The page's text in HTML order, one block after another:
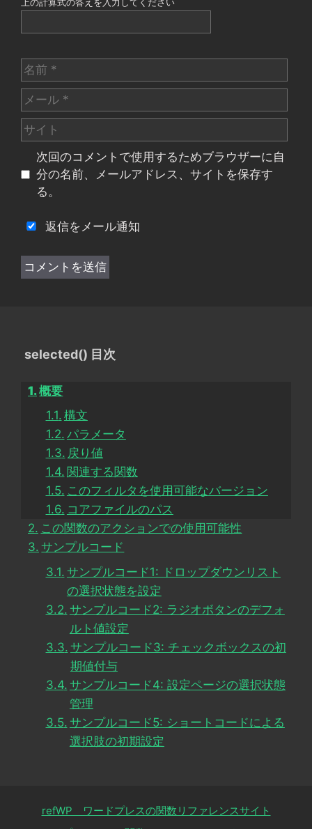
上の計算式の答えを入力してください
名
前
メ
ー
ル
サ
イ
次回のコメントで使用するためブラウザーに自
分の名前、メールアドレス、サイトを保存す
る。
返信をメール通知
selected() 目次
概要
構文
パラメータ
戻り値
関連する関数
このフィルタを使用可能なバージョン
コアファイルのパス
この関数のアクションでの使用可能性
サンプルコード
サンプルコード1: ドロップダウンリスト
の選択状態を設定
サンプルコード2: ラジオボタンのデフォ
ルト値設定
サンプルコード3: チェックボックスの初
期値付与
サンプルコード4: 設定ページの選択状態
管理
サンプルコード5: ショートコードによる
選択肢の初期設定
refWP ワードプレスの関数リファレンスサイト